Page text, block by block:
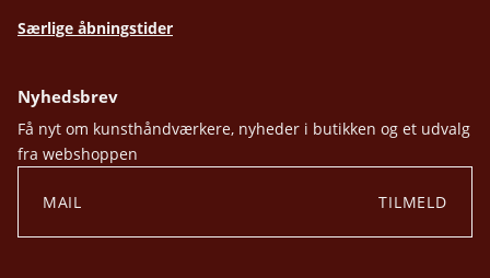
Særlige åbningstider
Nyhedsbrev
Få nyt om kunsthåndværkere, nyheder i butikken og et udvalg
fra webshoppen
TILMELD